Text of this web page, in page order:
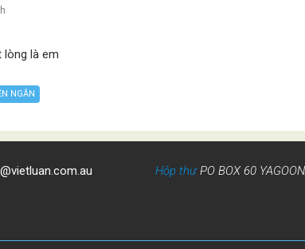
lòng là em
NGẮN
Hộp thưPO BOX 60